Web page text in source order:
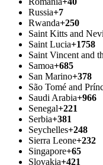
Russia+7
Rwanda+250
Saint Kitts and
Saint Lucia+1758
Saint Vincent and
Samoa+685
San Marino+378
São Tomé and
Saudi Arabia+966
Senegal+221
Serbia+381
Seychelles+248
Sierra Leone+232
Singapore+65
Slovakia+421